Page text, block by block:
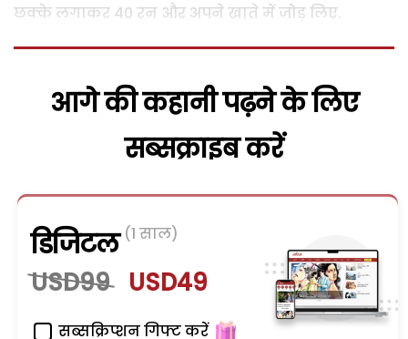
छक्के लगाकर 40 रन और अपने खाते में जोड़ लिए.
आगे की कहानी पढ़ने के लिए
सब्सक्राइब करें
डिजिटल (1 साल)
USD99 USD49
सब्सक्रिप्शन गिफ्ट करें